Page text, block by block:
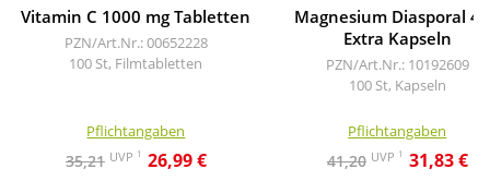
Vitamin C 1000 mg Tabletten
PZN/Art.Nr.: 00652228
100 St, Filmtabletten
Pflichtangaben
35,21 UVP 1 26,99 €
Magnesium Diasporal
Extra Kapseln
PZN/Art.Nr.: 10192609
100 St, Kapseln
Pflichtangaben
41,20 UVP 1 31,83 €